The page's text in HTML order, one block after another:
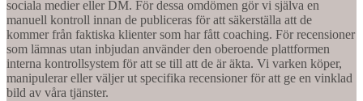
sociala medier eller DM. För dessa omdömen gör vi själva en
manuell kontroll innan de publiceras för att säkerställa att de
kommer från faktiska klienter som har fått coaching. För recensioner
som lämnas utan inbjudan använder den oberoende plattformen
interna kontrollsystem för att se till att de är äkta. Vi varken köper,
manipulerar eller väljer ut specifika recensioner för att ge en vinklad
bild av våra tjänster.